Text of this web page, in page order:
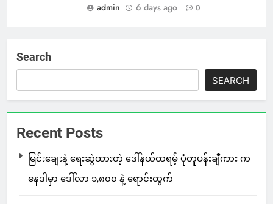
admin 6 days ago 0
Search
SEARCH
Recent Posts
မြင်းချေးနဲ့ ရေးဆွဲထားတဲ့ ဒေါ်နယ်ထရမ့် ပုံတူပန်းချီကား က
နေဒါမှာ ဒေါ်လာ ၁,၈၀၀ နဲ့ ရောင်းထွက်